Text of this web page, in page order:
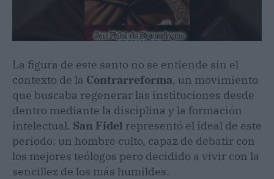
La figura de este santo no se entiende sin el
contexto de la Contrarreforma, un movimiento
que buscaba regenerar las instituciones desde
dentro mediante la disciplina y la formación
intelectual. San Fidel representó el ideal de este
periodo: un hombre culto, capaz de debatir con
los mejores teólogos pero decidido a vivir con la
sencillez de los más humildes.